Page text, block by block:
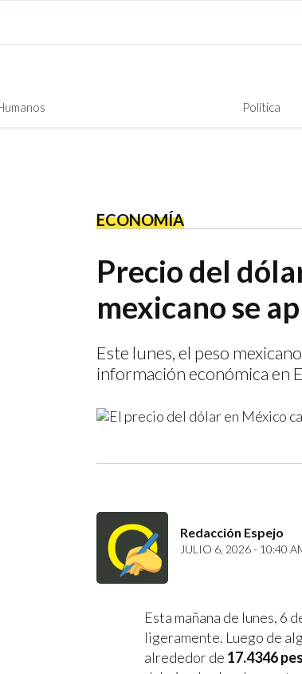
Política
ECONOMÍA
Precio del
mexicano se
Este lunes, el peso
información económica en
Redacción Espejo
JULIO 6, 2026 - 10:40
Esta mañana de lunes, 6
ligeramente. Luego de
alrededor de 17.4346